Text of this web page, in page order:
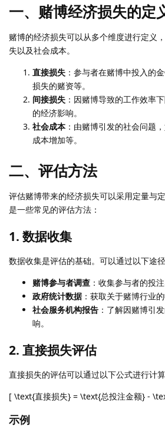
一、赌博经济损失的定
赌博的经济损失可以从多个维度进行定义
失以及社会成本。
直接损失 ：参与者在赌博中投入的
损失的赌资等。
间接损失 ：因赌博导致的工作效率
的经济影响。
社会成本：由赌博引发的社会问题
成本增加等。
二、评估方法
评估赌博带来的经济损失可以采用定量与
是一些常见的评估方法：
1. 数据收集
数据收集是评估的基础。可以通过以下途
赌博参与者调查 ：收集参与者的投
政府统计数据：获取关于赌博行业的
社会服务机构报告 ：了解因赌博引
响。
2. 直接损失评估
直接损失的评估可以通过以下公式进行计算
[ \text{直接损失} = \text{总投注金额} -
示例